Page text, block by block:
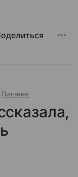
Питание